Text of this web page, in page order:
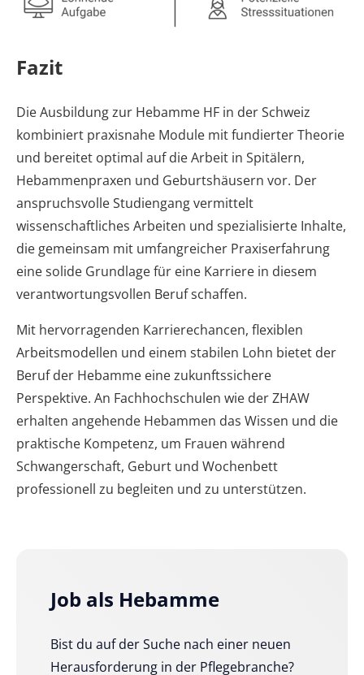
Fazit
Die Ausbildung zur Hebamme HF in der Schweiz
kombiniert praxisnahe Module mit fundierter Theorie
und bereitet optimal auf die Arbeit in Spitälern,
Hebammenpraxen und Geburtshäusern vor. Der
anspruchsvolle Studiengang vermittelt
wissenschaftliches Arbeiten und spezialisierte Inhalte,
die gemeinsam mit umfangreicher Praxiserfahrung
eine solide Grundlage für eine Karriere in diesem
verantwortungsvollen Beruf schaffen.
Mit hervorragenden Karrierechancen, flexiblen
Arbeitsmodellen und einem stabilen Lohn bietet der
Beruf der Hebamme eine zukunftssichere
Perspektive. An Fachhochschulen wie der ZHAW
erhalten angehende Hebammen das Wissen und die
praktische Kompetenz, um Frauen während
Schwangerschaft, Geburt und Wochenbett
professionell zu begleiten und zu unterstützen.
Job als Hebamme
Bist du auf der Suche nach einer neuen
Herausforderung in der Pflegebranche?